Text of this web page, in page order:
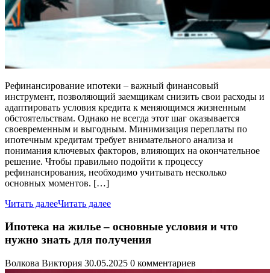
Рефинансирование ипотеки – важный финансовый
инструмент, позволяющий заемщикам снизить свои расходы и
адаптировать условия кредита к меняющимся жизненным
обстоятельствам. Однако не всегда этот шаг оказывается
своевременным и выгодным. Минимизация переплаты по
ипотечным кредитам требует внимательного анализа и
понимания ключевых факторов, влияющих на окончательное
решение. Чтобы правильно подойти к процессу
рефинансирования, необходимо учитывать несколько
основных моментов. […]
Читать далееЧитать далее
Ипотека на жилье – основные условия и что
нужно знать для получения
Волкова Виктория 30.05.2025 0 комментариев